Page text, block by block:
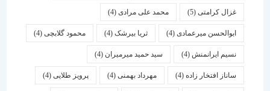
غزال کرامتی(5) محمد علی مرادی(4)
ابوالحسن میرعمادی(4) ثریا بیرشک(4) محمود گلابچی(4)
نسیم ایرانمنش(4) سید حمید میرمیران(4)
ساناز افتخار زاده(4) مهرداد بهمنی (4) پرویز طلایی(4)